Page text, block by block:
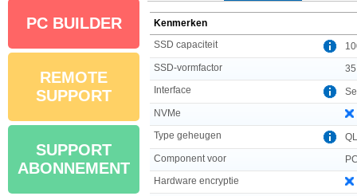
PC BUILDER
REMOTE
SUPPORT
SUPPORT
ABONNEMENT
Kenmerken
SSD capaciteit
SSD-vormfactor
35
Interface
NVMe
Type geheugen
Component voor
Hardware encryptie